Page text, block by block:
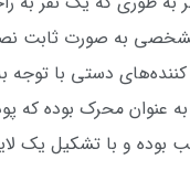
به صورت ثابت
بوده و با تشکیل یک